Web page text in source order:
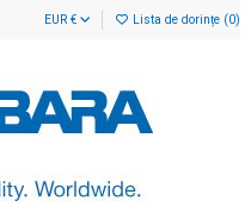
EUR € Lista de dorințe (0)